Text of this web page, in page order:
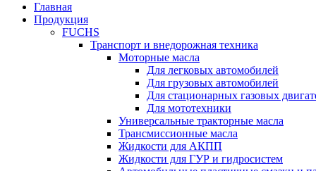
Главная
Продукция
FUCHS
Транспорт и внедорожная техника
Моторные масла
Для легковых автомобилей
Для грузовых автомобилей
Для стационарных газовых
Для мототехники
Универсальные тракторные масла
Трансмиссионные масла
Жидкости для АКПП
Жидкости для ГУР и гидросистем